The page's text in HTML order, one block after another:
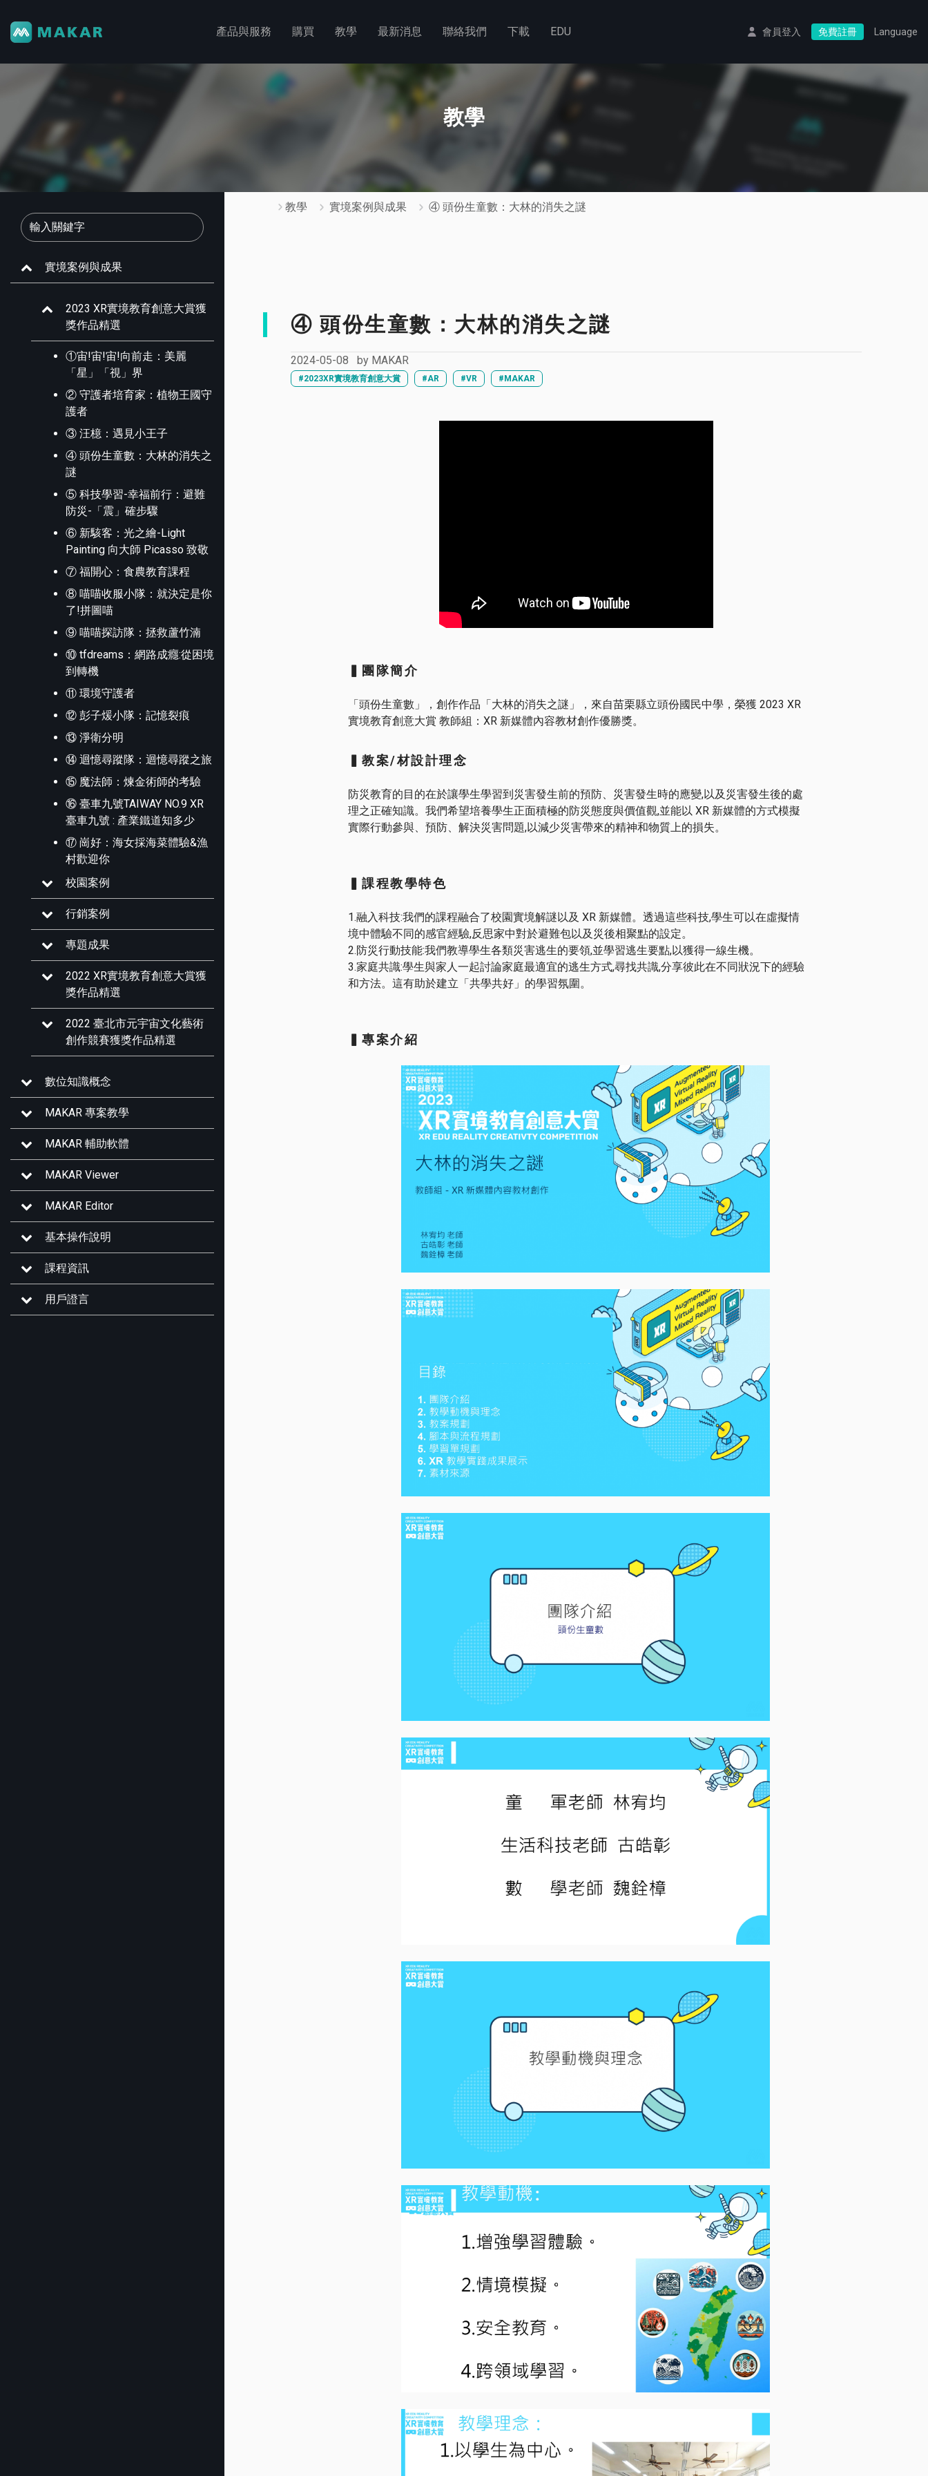
產品與服務 購買 教學 最新消息 聯絡我們 下載 EDU 會員登入 免費註冊 Language
教學
實境案例與成果
2023 XR實境教育創意大賞獲
獎作品精選
①宙!宙!宙!向前走：美麗
「星」「視」界
② 守護者培育家：植物王國守
護者
③ 汪檍：遇見小王子
④ 頭份生童數：大林的消失之
謎
⑤ 科技學習-幸福前行：避難
防災-「震」確步驟
⑥ 新駭客：光之繪-Light
Painting 向大師 Picasso 致敬
⑦ 福開心：食農教育課程
⑧ 喵喵收服小隊：就決定是你
了!拼圖喵
⑨ 喵喵探訪隊：拯救蘆竹湳
⑩ tfdreams：網路成癮:從困境
到轉機
⑪ 環境守護者
⑫ 彭子煖小隊：記憶裂痕
⑬ 淨衛分明
⑭ 迴憶尋蹤隊：迴憶尋蹤之旅
⑮ 魔法師：煉金術師的考驗
⑯ 臺車九號TAIWAY NO.9 XR
臺車九號 : 產業鐵道知多少
⑰ 崗好：海女採海菜體驗&漁
村歡迎你
校園案例
行銷案例
專題成果
2022 XR實境教育創意大賞獲
獎作品精選
2022 臺北市元宇宙文化藝術
創作競賽獲獎作品精選
數位知識概念
MAKAR 專案教學
MAKAR 輔助軟體
MAKAR Viewer
MAKAR Editor
基本操作說明
課程資訊
用戶證言
教學 實境案例與成果 ④ 頭份生童數：大林的消失之謎
④ 頭份生童數：大林的消失之謎
2024-05-08 by MAKAR
#2023XR實境教育創意大賞 #AR #VR #MAKAR
▍團隊簡介
「頭份生童數」，創作作品「大林的消失之謎」，來自苗栗縣立頭份國民中學，榮獲 2023 XR
實境教育創意大賞 教師組：XR 新媒體內容教材創作優勝獎。
▍教案/材設計理念
防災教育的目的在於讓學生學習到災害發生前的預防、災害發生時的應變,以及災害發生後的處
理之正確知識。我們希望培養學生正面積極的防災態度與價值觀,並能以 XR 新媒體的方式模擬
實際行動參與、預防、解決災害問題,以減少災害帶來的精神和物質上的損失。
▍課程教學特色
1.融入科技:我們的課程融合了校園實境解謎以及 XR 新媒體。透過這些科技,學生可以在虛擬情
境中體驗不同的感官經驗,反思家中對於避難包以及災後相聚點的設定。
2.防災行動技能:我們教導學生各類災害逃生的要領,並學習逃生要點,以獲得一線生機。
3.家庭共識:學生與家人一起討論家庭最適宜的逃生方式,尋找共識,分享彼此在不同狀況下的經驗
和方法。這有助於建立「共學共好」的學習氛圍。
▍專案介紹